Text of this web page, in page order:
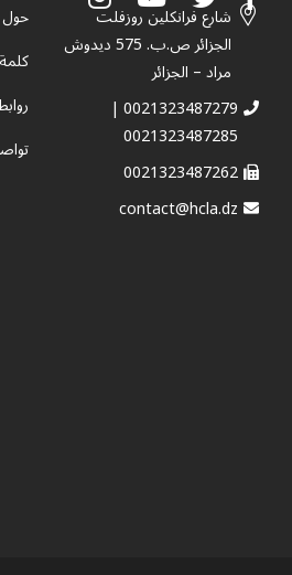
شارع فرانكلين روزفلت
الجزائر ص.ب. 575 ديدوش
مراد – الجزائر
0021323487279 |
0021323487285
0021323487262
contact@hcla.dz